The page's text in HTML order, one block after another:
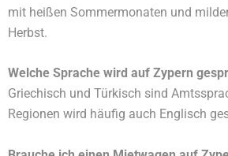
mit heißen Sommermonaten und
Herbst.
Welche Sprache wird auf Zypern
Griechisch und Türkisch sind
Regionen wird häufig auch Englisch